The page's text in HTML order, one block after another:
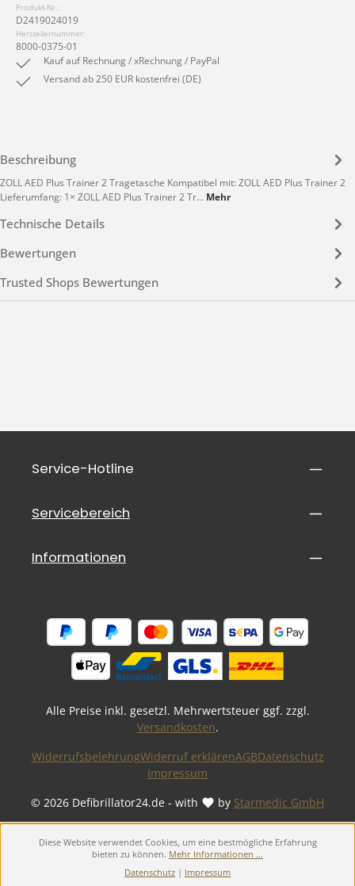
Produkt-Nr.:
D2419024019
Herstellernummer:
8000-0375-01
Kauf auf Rechnung / xRechnung / PayPal
Versand ab 250 EUR kostenfrei (DE)
Beschreibung
ZOLL AED Plus Trainer 2 Tragetasche Kompatibel mit: ZOLL AED Plus Trainer 2
Lieferumfang: 1× ZOLL AED Plus Trainer 2 Tr… Mehr
Technische Details
Bewertungen
Trusted Shops Bewertungen
Service-Hotline
Servicebereich
Informationen
Alle Preise inkl. gesetzl. Mehrwertsteuer ggf. zzgl.
Versandkosten.
© 2026 Defibrillator24.de - with by Starmedic GmbH
WiderrufsbelehrungWiderruf erklärenAGBDatenschutz
Impressum
Diese Website verwendet Cookies, um eine bestmögliche Erfahrung
bieten zu können. Mehr Informationen ...
Datenschutz | Impressum